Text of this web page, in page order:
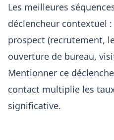
Les meilleures
déclencheur contextuel
prospect (recrutement,
ouverture de bureau,
Mentionner ce
contact multiplie les
significative.